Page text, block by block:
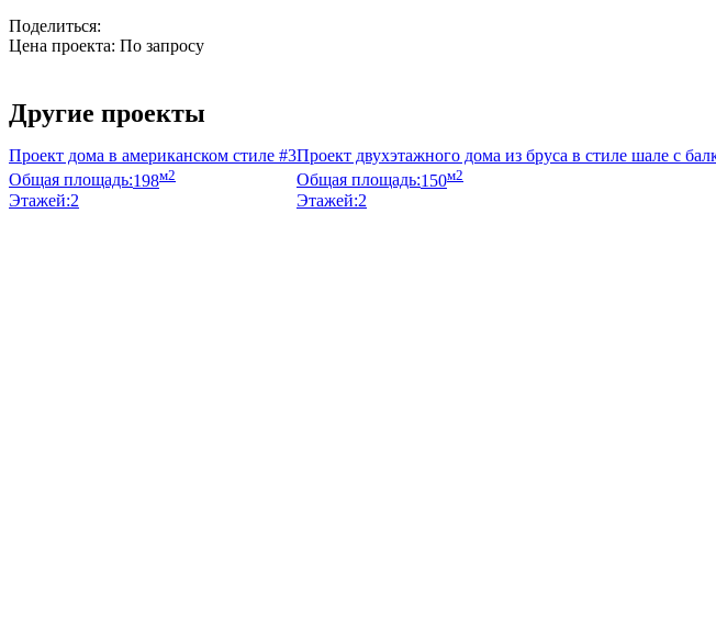
Поделиться:
Цена проекта: По запросу
Другие проекты
Проект дома в американском стиле #3
Общая площадь:198м2
Этажей:2
Проект двухэтажного дома из бруса в стиле шале с
Общая площадь:150м2
Этажей:2